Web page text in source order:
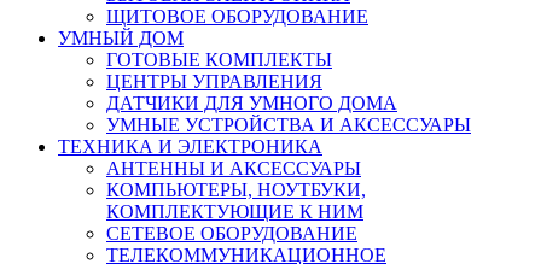
ЩИТОВОЕ ОБОРУДОВАНИЕ
УМНЫЙ ДОМ
ГОТОВЫЕ КОМПЛЕКТЫ
ЦЕНТРЫ УПРАВЛЕНИЯ
ДАТЧИКИ ДЛЯ УМНОГО ДОМА
УМНЫЕ УСТРОЙСТВА И АКСЕССУАРЫ
ТЕХНИКА И ЭЛЕКТРОНИКА
АНТЕННЫ И АКСЕССУАРЫ
КОМПЬЮТЕРЫ, НОУТБУКИ,
КОМПЛЕКТУЮЩИЕ К НИМ
СЕТЕВОЕ ОБОРУДОВАНИЕ
ТЕЛЕКОММУНИКАЦИОННОЕ